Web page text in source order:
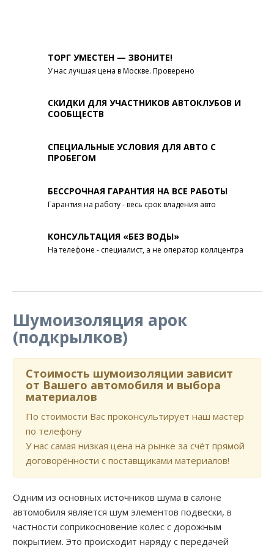
ТОРГ УМЕСТЕН — ЗВОНИТЕ!
У нас лучшая цена в Москве. Проверено
СКИДКИ ДЛЯ УЧАСТНИКОВ АВТОКЛУБОВ И
СООБЩЕСТВ
СПЕЦИАЛЬНЫЕ УСЛОВИЯ ДЛЯ АВТО С
ПРОБЕГОМ
БЕССРОЧНАЯ ГАРАНТИЯ НА ВСЕ РАБОТЫ
Гарантия на работу - весь срок владения авто
КОНСУЛЬТАЦИЯ «БЕЗ ВОДЫ»
На телефоне - специалист, а не оператор коллцентра
Шумоизоляция арок
(подкрылков)
Стоимость шумоизоляции зависит
от Вашего автомобиля и выбора
материалов
По стоимости Вас проконсультирует наш мастер
по телефону
У нас самая низкая цена на рынке за счёт прямой
договорённости с поставщиками материалов!
Одним из основных источников шума в салоне
автомобиля является шум элементов подвески, в
частности соприкосновение колес с дорожным
покрытием. Это происходит наряду с передачей